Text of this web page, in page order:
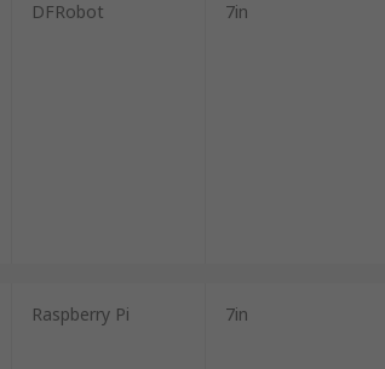
a
DFRobot 7in
Raspberry Pi 7in